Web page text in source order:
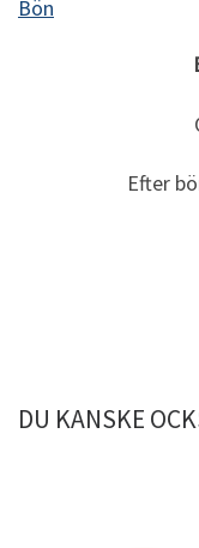
Bön
Efter
DU KANSKE